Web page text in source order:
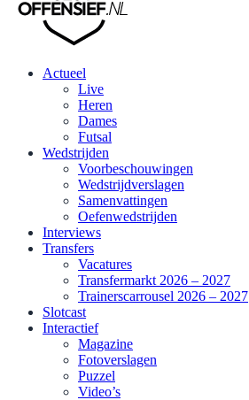
Actueel
Live
Heren
Dames
Futsal
Wedstrijden
Voorbeschouwingen
Wedstrijdverslagen
Samenvattingen
Oefenwedstrijden
Interviews
Transfers
Vacatures
Transfermarkt 2026 – 2027
Trainerscarrousel 2026 – 2027
Slotcast
Interactief
Magazine
Fotoverslagen
Puzzel
Video’s